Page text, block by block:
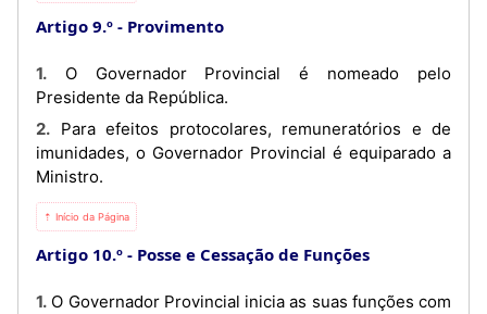
Artigo 9.º Provimento
1. O Governador Provincial é nomeado pelo
Presidente da República.
2. Para efeitos protocolares, remuneratórios e de
imunidades, o Governador Provincial é equiparado a
Ministro.
⇡ Início da Página
Artigo 10.º Posse e Cessação de Funções
1. O Governador Provincial inicia as suas funções com